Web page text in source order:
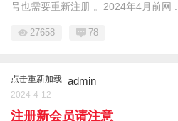
号也需要重新注册 。2024年4月前网 ...
27658 78
点击重新加载 admin
2024-4-12
注册新会员请注意